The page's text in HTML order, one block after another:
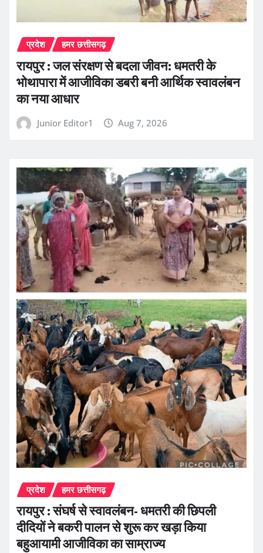
प्रदेश हमर छत्तीसगढ़
रायपुर : जल संरक्षण से बदला जीवन: धमतरी के
भोथापारा में आजीविका डबरी बनी आर्थिक स्वावलंबन
का नया आधार
Junior Editor1 Aug 7, 2026
प्रदेश हमर छत्तीसगढ़
रायपुर : संघर्ष से स्वावलंबन- धमतरी की छिपली
दीदियों ने बकरी पालन से शुरू कर खड़ा किया
बहुआयामी आजीविका का साम्राज्य